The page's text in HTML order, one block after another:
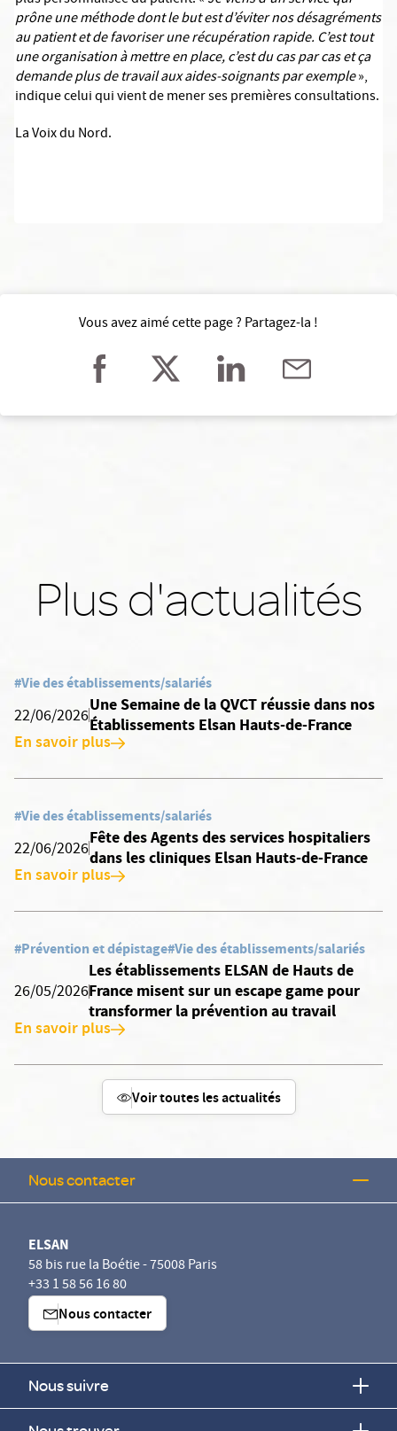
prône une méthode dont le but est d’éviter nos désagréments
au patient et de favoriser une récupération rapide. C’est tout
une organisation à mettre en place, c’est du cas par cas et ça
demande plus de travail aux aides-soignants par exemple»,
indique celui qui vient de mener ses premières consultations.
La Voix du Nord.
Vous avez aimé cette page ? Partagez-la !
Plus d'actualités
#Vie des établissements/salariés
22/06/2026
Une Semaine de la QVCT réussie dans nos
Établissements Elsan Hauts-de-France
En savoir plus
#Vie des établissements/salariés
22/06/2026
Fête des Agents des services hospitaliers
dans les cliniques Elsan Hauts-de-France
En savoir plus
#Prévention et dépistage#Vie des établissements/salariés
26/05/2026
Les établissements ELSAN de Hauts de
France misent sur un escape game pour
transformer la prévention au travail
En savoir plus
Voir toutes les actualités
Nous contacter
ELSAN
58 bis rue la Boétie - 75008 Paris
+33 1 58 56 16 80
Nous contacter
Nous suivre